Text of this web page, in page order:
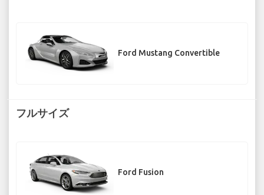
Ford Mustang Convertible
フルサイズ
Ford Fusion